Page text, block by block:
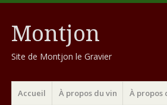
Montjon
Site de Montjon le Gravier
Menu
Aller
au
Accueil À propos du vin À propos